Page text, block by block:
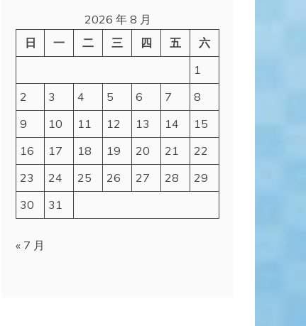
2026 年 8 月
日
一 二 三 四 五
六
1
2
3 4 5 6 7
8
9
10 11 12 13 14
15
16
17 18 19 20 21
22
23
24 25 26 27 28
29
30
31
« 7 月